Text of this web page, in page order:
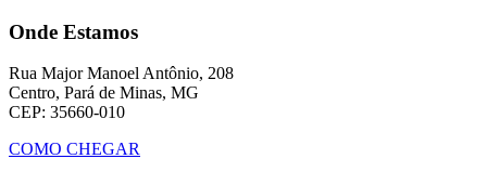
Onde Estamos
Rua Major Manoel Antônio, 208
Centro, Pará de Minas, MG
CEP: 35660-010
COMO CHEGAR